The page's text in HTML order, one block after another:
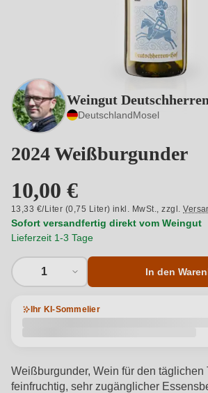
Weingut
DeutschlandMosel
2024 Weißburgunder
10,00 €
13,33 €/Liter (0,75 Liter) inkl. MwSt.,zzgl.
Sofort versandfertig direkt vom Weingut
Lieferzeit 1-3 Tage
1 In den
Ihr KI-Sommelier
Weißburgunder, Wein für den täglichen
feinfruchtig, sehr zugänglicher